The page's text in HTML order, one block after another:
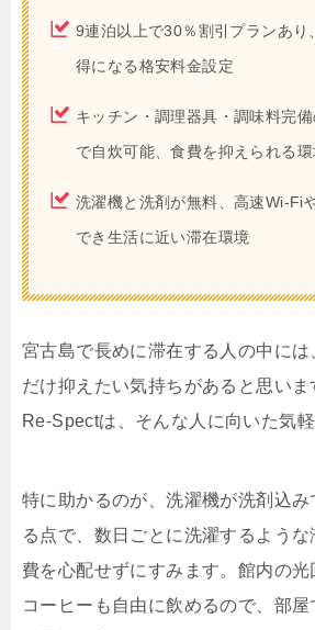
9連泊以上で30％割引プランあり
得になる格安料金設定
キッチン・調理器具・調味料完
で自炊可能、食費を抑えられる環
洗濯機と洗剤が無料、高速Wi-Fi
でき生活に近い滞在環境
宮古島で長めに滞在する人の中には
だけ抑えたい気持ちがあると思い
Re-Spectは、そんな人に向いた気軽
特に助かるのが、洗濯機が洗剤込み
る点で、数日ごとに洗濯するような
費を心配せずにすみます。館内の光
コーヒーも自由に飲めるので、部屋